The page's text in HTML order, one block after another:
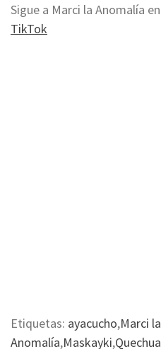
Sigue a Marci la Anomalía en
TikTok
Etiquetas: ayacucho,Marci la
Anomalía,Maskayki,Quechua